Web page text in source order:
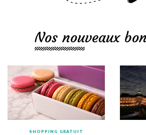
Nos nouveaux
SHOPPING GRATUIT